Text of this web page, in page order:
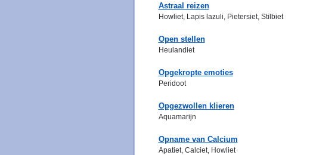
Astraal reizen
Howliet, Lapis lazuli, Pietersiet, Stilbiet
Open stellen
Heulandiet
Opgekropte emoties
Peridoot
Opgezwollen klieren
Aquamarijn
Opname van Calcium
Apatiet, Calciet, Howliet